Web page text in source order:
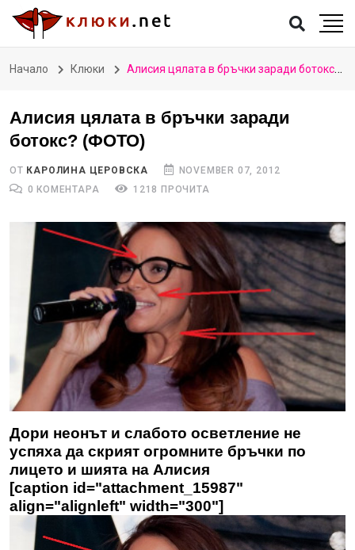
Начало Клюки Алисия цялата в бръчки заради ботокс? (ФОТО)
Алисия цялата в бръчки заради
ботокс? (ФОТО)
ОТ КАРОЛИНА ЦЕРОВСКА
NOVEMBER 07, 2012
0 КОМЕНТАРА
1218 ПРОЧИТА
Дори неонът и слабото осветление не
успяха да скрият огромните бръчки по
лицето и шията на Алисия
[caption id="attachment_15987"
align="alignleft" width="300"]